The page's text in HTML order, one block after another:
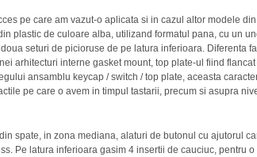
pe care am vazut-o aplicata si in cazul altor modele
plastic de culoare alba, utilizand formatul pana, cu un
seturi de picioruse de pe latura inferioara. Diferenta
arhitecturi interne gasket mount, top plate-ul fiind
ansamblu keycap / switch / top plate, aceasta
pe care o avem in timpul tastarii, precum si asupra
spate, in zona mediana, alaturi de butonul cu ajutorul
Pe latura inferioara gasim 4 insertii de cauciuc, pentru o